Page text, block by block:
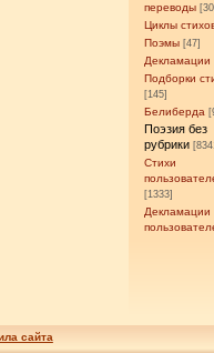
переводы
Циклы
Поэмы [47]
Декламации
Подборки
[145]
Белиберда
Поэзия без
рубрики
Стихи
[1333]
Декламации
сайта